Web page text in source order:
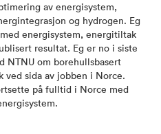
av energisystem,
og hydrogen. Eg
energisystem, energitiltak
resultat. Eg er no i siste
NTNU om borehullsbasert
ved sida av jobben i Norce.
på fulltid i Norce med